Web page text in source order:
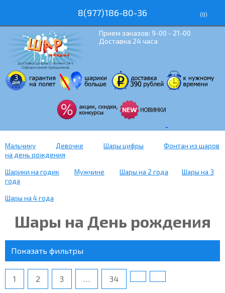
8(977)186-80-36 (0)
Прием заказов: 9-00 - 21-00
Доставка 24 часа
Мальчику Девочке Шары цифры
Фонтан из шаров
на день рождения
Шарики на годик Мужчине Шары на 2 года
Шары на 3
года
Шары на 4 года
Шары на День рождения
Показать фильтры
1 2 3 … 34